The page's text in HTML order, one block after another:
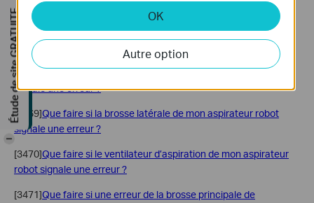
escaliers ?
[3467]Que faire en cas d’erreur liée à la batterie de l’aspirateur
robot ?
[3468] Que faire si la roue principale de mon aspirateur robot
signale une erreur ?
[3469]Que faire si la brosse latérale de mon aspirateur robot
signale une erreur ?
[3470]Que faire si le ventilateur d’aspiration de mon aspirateur
robot signale une erreur ?
[3471]Que faire si une erreur de la brosse principale de
OK
Autre option
Étude de site GRATUITE